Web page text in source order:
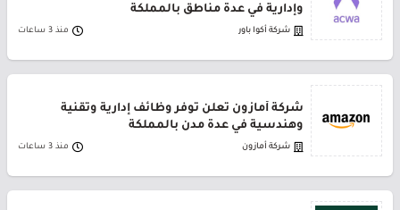
وإدارية في عدة مناطق بالمملكة
شركة أكوا باور منذ 3 ساعات
شركة أمازون تعلن توفر وظائف إدارية وتقنية
وهندسية في عدة مدن بالمملكة
شركة أمازون منذ 3 ساعات